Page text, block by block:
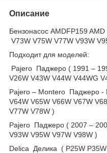
Описание
Бензонасос AMDFP159
V73W V75W V77W V93W
Подходит для моделей:
Pajero Паджеро ( 1991 –
V26W V43W V44W V44WG
Pajero – Montero Паджеро
V64W V65W V66W V67W
V77W V78W )
Pajero Паджеро ( 2007 –
V93W V95W V97W V98W )
Delica Делика ( P25W